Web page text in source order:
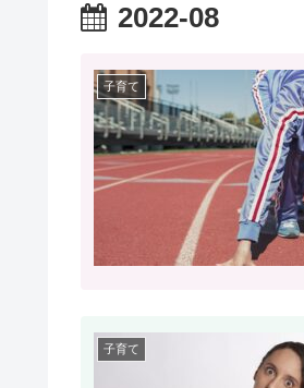
2022-08
子育て
子育て